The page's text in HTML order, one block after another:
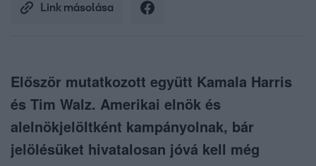
Link másolása
Először mutatkozott együtt Kamala Harris
és Tim Walz. Amerikai elnök és
alelnökjelöltként kampányolnak, bár
jelölésüket hivatalosan jóvá kell még